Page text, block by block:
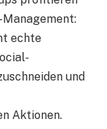
echte
und
Aktionen.